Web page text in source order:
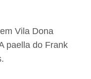
Vila Dona
paella do Frank